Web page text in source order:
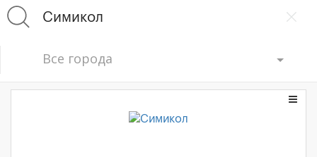
Все города